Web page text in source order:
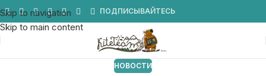
Skip to navigation
Skip to main content
ПОДПИСЫВАЙТЕСЬ
НОВОСТИ